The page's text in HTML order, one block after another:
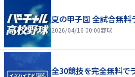
夏の甲子園 全試合無料
2026/04/16 00:00野球
全30競技を完全無料で